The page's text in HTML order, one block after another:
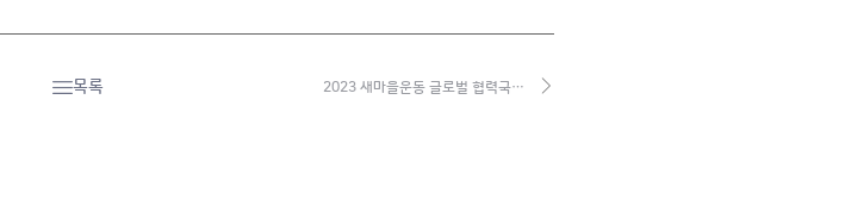
목록 2023 새마을운동 글로벌 협력국…